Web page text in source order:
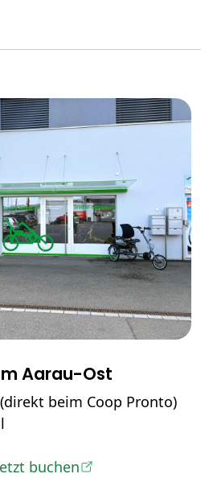
Aarau-Ost
beim Coop Pronto)
buchen